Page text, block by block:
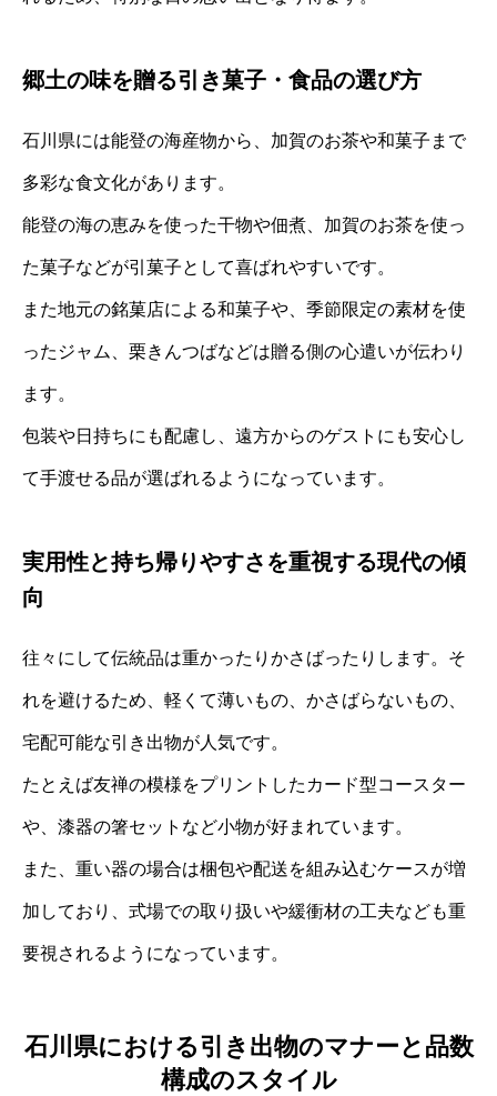
郷土の味を贈る引き菓子・食品の選び方
石川県には能登の海産物から、加賀のお茶や和菓子まで
多彩な食文化があります。
能登の海の恵みを使った干物や佃煮、加賀のお茶を使っ
た菓子などが引菓子として喜ばれやすいです。
また地元の銘菓店による和菓子や、季節限定の素材を使
ったジャム、栗きんつばなどは贈る側の心遣いが伝わり
ます。
包装や日持ちにも配慮し、遠方からのゲストにも安心し
て手渡せる品が選ばれるようになっています。
実用性と持ち帰りやすさを重視する現代の傾
向
往々にして伝統品は重かったりかさばったりします。そ
れを避けるため、軽くて薄いもの、かさばらないもの、
宅配可能な引き出物が人気です。
たとえば友禅の模様をプリントしたカード型コースター
や、漆器の箸セットなど小物が好まれています。
また、重い器の場合は梱包や配送を組み込むケースが増
加しており、式場での取り扱いや緩衝材の工夫なども重
要視されるようになっています。
石川県における引き出物のマナーと品数
構成のスタイル